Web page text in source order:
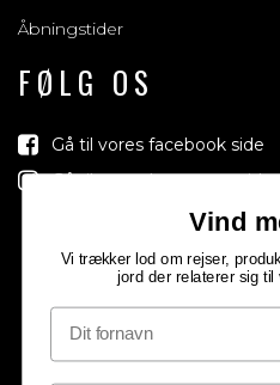
Vind
Vi trækker lod om rejser,
jord der relaterer sig til
Åbningstider
FØLG OS
Gå til vores facebook side
Gå til vores Instagram side